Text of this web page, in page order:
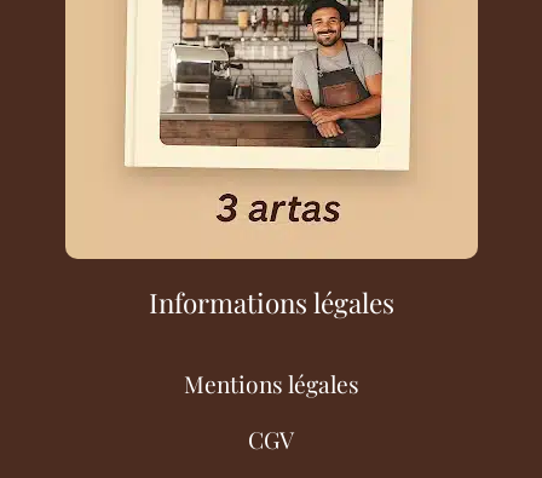
Informations légales
Mentions légales
CGV